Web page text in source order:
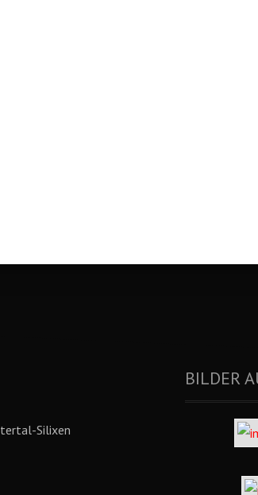
Silixen
BILDER